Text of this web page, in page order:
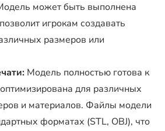
может быть выполнена
игрокам создавать
размеров или
Модель полностью готова к
для различных
и материалов. Файлы модели
форматах (STL, OBJ), что